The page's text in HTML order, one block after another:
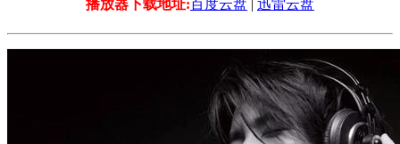
播放器下载地址:百度云盘 | 迅雷云盘